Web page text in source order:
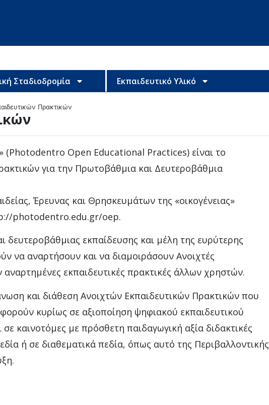
Σταδιοδρομία Εκπαιδευτικό Υλικό
Πρακτικών
(Photodentro Open Educational Practices) είναι το
για την Πρωτοβάθμια και Δευτεροβάθμια
Έρευνας και Θρησκευμάτων της «οικογένειας»
photodentro.edu.gr/oep.
εκπαίδευσης και μέλη της ευρύτερης
να αναρτήσουν και να διαμοιράσουν Ανοιχτές
εκπαιδευτικές πρακτικές άλλων χρηστών.
και διάθεση Ανοιχτών Εκπαιδευτικών Πρακτικών που
κυρίως σε αξιοποίηση ψηφιακού εκπαιδευτικού
καινοτόμες με πρόσθετη παιδαγωγική αξία διδακτικές
ή σε διαθεματικά πεδία, όπως αυτό της Περιβαλλοντικής